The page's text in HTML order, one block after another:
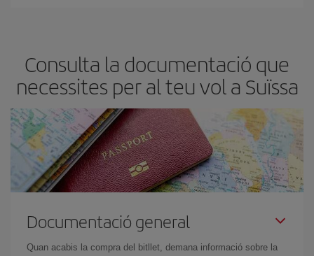
Consulta la documentació que
necessites per al teu vol a Suïssa
Documentació general
Quan acabis la compra del bitllet, demana informació sobre la